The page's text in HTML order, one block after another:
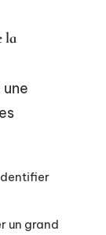
la
un grand